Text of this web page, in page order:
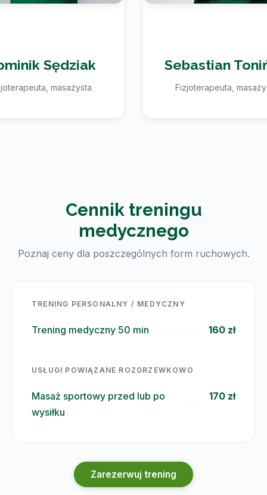
Sędziak
masażysta
Sebastian
Fizjoterapeuta,
Cennik treningu
medycznego
Poznaj ceny dla poszczególnych form ruchowych.
TRENING PERSONALNY / MEDYCZNY
Trening medyczny 50 min 160 zł
USŁUGI POWIĄZANE ROZGRZEWKOWO
Masaż sportowy przed lub po
wysiłku
170 zł
Zarezerwuj trening